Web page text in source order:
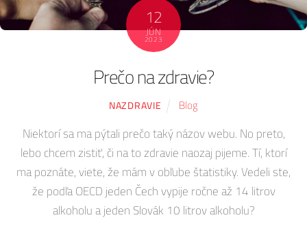
12
JÚN
2023
Prečo na zdravie?
NAZDRAVIE Blog
Niektorí sa ma pýtali prečo taký názov webu. No preto,
lebo chcem zistiť, či na to zdravie naozaj pijeme. Tí, ktorí
ma poznáte, viete, že mám v obľube štatistiky. Vedeli ste,
že podľa OECD jeden Čech vypije ročne až 14 litrov
alkoholu a jeden Slovák 10 litrov alkoholu?